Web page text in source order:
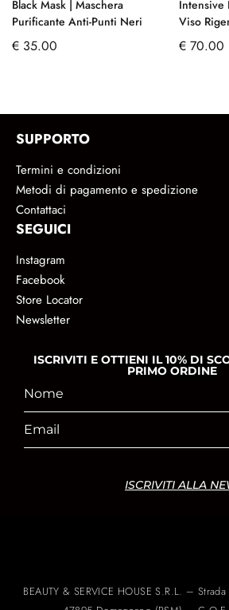
Black Mask | Maschera
Purificante Anti-Punti Neri
€ 35.00
Intensive
Viso
€70.00
SUPPORTO
Termini e condizioni
Metodi di pagamento e spedizione
Contattaci
SEGUICI
Instagram
Facebook
Store Locator
Newsletter
ISCRIVITI E OTTIENI IL 10% DI
PRIMO ORDINE
ISCRIVITI ALLA
BEAUTY & SERVICE HOUSE S.R.L. –